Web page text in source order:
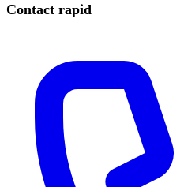
Contact rapid